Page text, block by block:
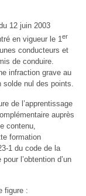
12 juin 2003
en vigueur le 1 er
conducteurs et
de conduire.
infraction grave au
solde nul des points.
de l’apprentissage
auprès
contenu,
formation
1 du code de la
l’obtention d’un
figure :